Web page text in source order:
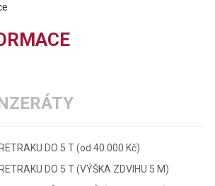
DO 5 T (od 40.000 Kč)
DO 5 T (VÝŠKA ZDVIHU 5 M)